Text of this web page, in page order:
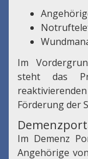
Im
steht das
Förderung der
Im Demenz
Angehörige